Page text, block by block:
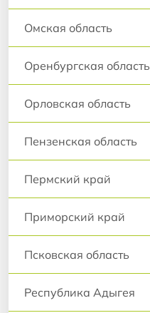
Омская область
Оренбургская область
Орловская область
Пензенская область
Пермский край
Приморский край
Псковская область
Республика Адыгея